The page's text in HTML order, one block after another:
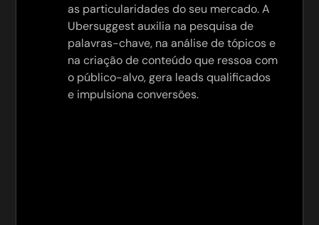
as particularidades do seu mercado. A
Ubersuggest auxilia na pesquisa de
palavras-chave, na análise de tópicos e
na criação de conteúdo que ressoa com
o público-alvo, gera leads qualificados
e impulsiona conversões.